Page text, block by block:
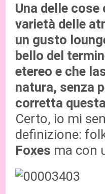
Una delle cose
varietà delle
un gusto
bello del
etereo e che
natura, senza
corretta
Certo, io mi
definizione:
Foxes ma con